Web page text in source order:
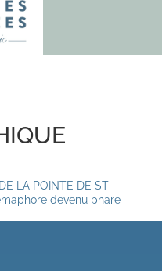
LA POINTE DE ST
devenu phare